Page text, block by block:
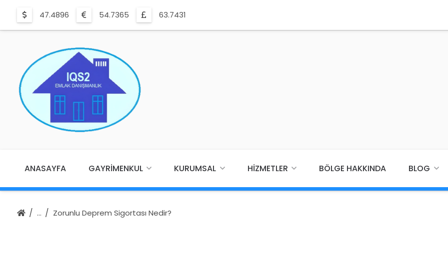
47.4896 54.7365 63.7431
ANASAYFA GAYRIMENKUL KURUMSAL HIZMETLER BÖLGE HAKKINDA BLOG
Zorunlu Deprem Sigortası Nedir?